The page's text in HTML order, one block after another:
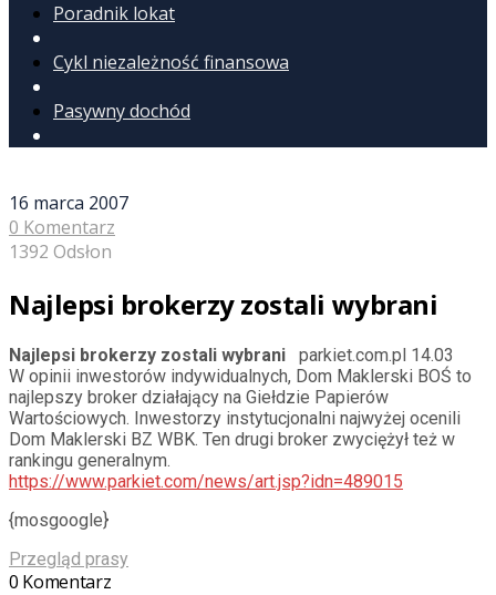
Poradnik lokat
Cykl niezależność finansowa
Pasywny dochód
16 marca 2007
0 Komentarz
1392 Odsłon
Najlepsi brokerzy zostali wybrani
Najlepsi brokerzy zostali wybrani parkiet.com.pl 14.03
W opinii inwestorów indywidualnych, Dom Maklerski BOŚ to
najlepszy broker działający na Giełdzie Papierów
Wartościowych. Inwestorzy instytucjonalni najwyżej ocenili
Dom Maklerski BZ WBK. Ten drugi broker zwyciężył też w
rankingu generalnym.
https://www.parkiet.com/news/art.jsp?idn=489015
{mosgoogle}
Przegląd prasy
0 Komentarz